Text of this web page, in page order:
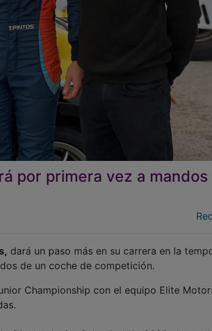
por primera vez a mandos
dará un paso más en su carrera en la
de un coche de competición.
Championship con el equipo Elite